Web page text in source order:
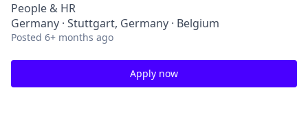
People & HR
Germany · Stuttgart, Germany · Belgium
Posted 6+ months ago
Apply now